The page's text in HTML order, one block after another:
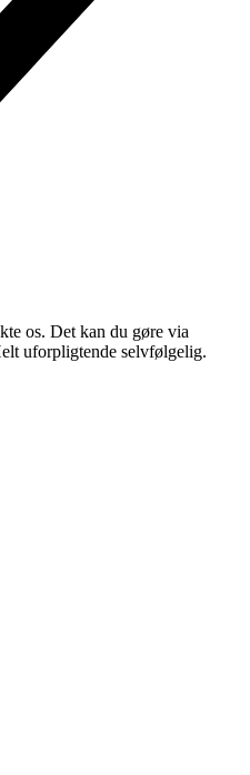
os. Det kan du gøre via
uforpligtende selvfølgelig.